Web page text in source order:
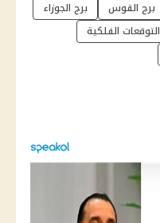
برج القوس
برج الجوزاء
التوقعات الفلكية